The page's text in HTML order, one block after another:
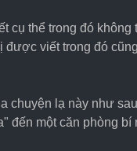
cụ thể trong đó
viết trong đó
chuyện lạ này như
đến một căn phòng bí